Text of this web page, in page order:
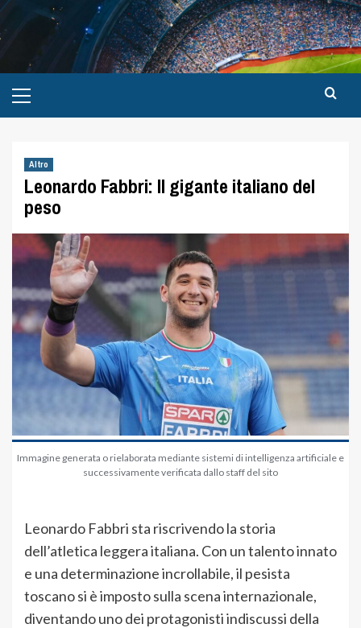
Altro
Leonardo Fabbri: Il gigante italiano del
peso
Immagine generata o rielaborata mediante sistemi di intelligenza artificiale e
successivamente verificata dallo staff del sito
Leonardo Fabbri sta riscrivendo la storia
dell’atletica leggera italiana. Con un talento innato
e una determinazione incrollabile, il pesista
toscano si è imposto sulla scena internazionale,
diventando uno dei protagonisti indiscussi della